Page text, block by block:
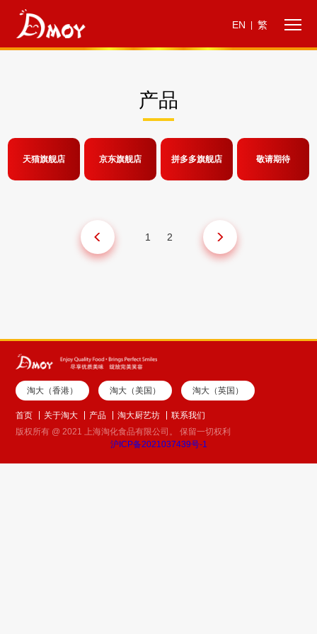
EN 繁
产品
天猫旗舰店 京东旗舰店 拼多多旗舰店 敬请期待
1 2
淘大（香港） 淘大（美国） 淘大（英国）
首页 关于淘大 产品 淘大厨艺坊
联系我们
版权所有 @ 2021 上海淘化食品有限公司。 保留一切权利
沪ICP备2021037439号-1